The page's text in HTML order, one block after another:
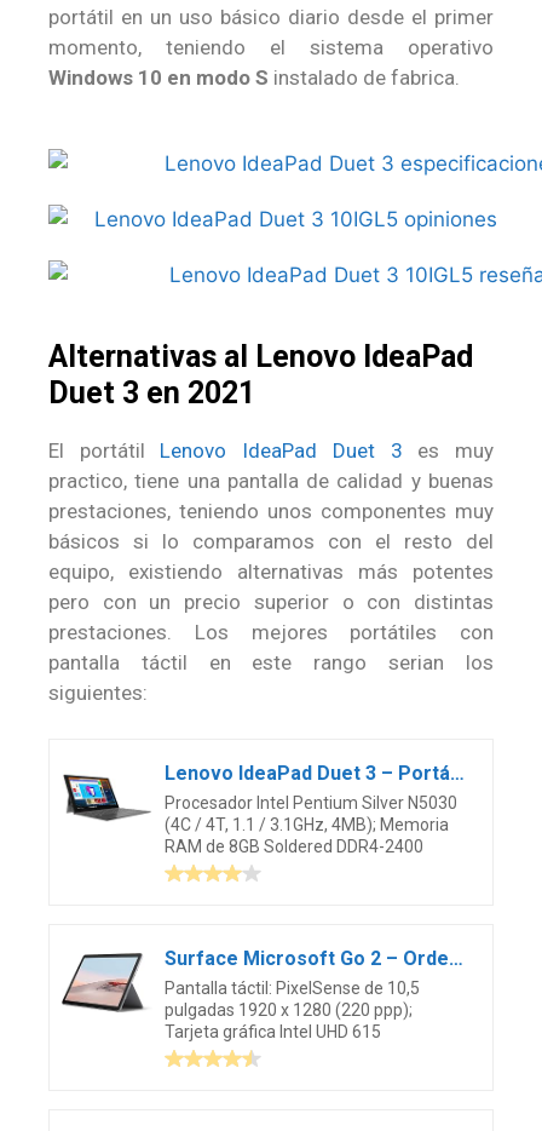
portátil en un uso básico diario desde el primer
momento, teniendo el sistema operativo
Windows 10 en modo S instalado de fabrica.
Alternativas al Lenovo IdeaPad
Duet 3 en 2021
El portátil Lenovo IdeaPad Duet 3 es muy
practico, tiene una pantalla de calidad y buenas
prestaciones, teniendo unos componentes muy
básicos si lo comparamos con el resto del
equipo, existiendo alternativas más potentes
pero con un precio superior o con distintas
prestaciones. Los mejores portátiles con
pantalla táctil en este rango serian los
siguientes:
Lenovo IdeaPad Duet 3 – Portátil 2en1 de 10.3″ WUXGA (Intel Pentium Silver N5030,8GB RAM,128GB eMMC,Intel UHD Graphics 605,Windows 10 Home en modo S), Lenovo Digital Pen, Gris – Teclado QWERTY Español
Procesador Intel Pentium Silver N5030
(4C / 4T, 1.1 / 3.1GHz, 4MB); Memoria
RAM de 8GB Soldered DDR4-2400
Surface Microsoft Go 2 – Ordenador portátil (Windows 10, Pantalla de 10″, 8 GB RAM, 128 GB SSD, Intel Core M3) Compacto y versátil
Pantalla táctil: PixelSense de 10,5
pulgadas 1920 x 1280 (220 ppp);
Tarjeta gráfica Intel UHD 615